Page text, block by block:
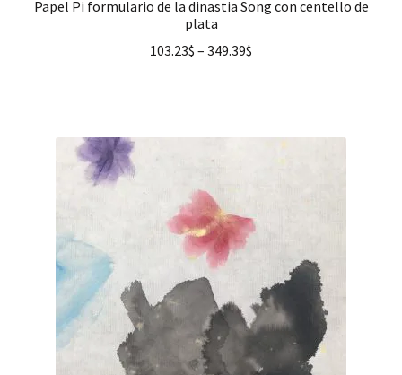
Papel Pi formulario de la dinastia Song con centello de
plata
103.23$ – 349.39$